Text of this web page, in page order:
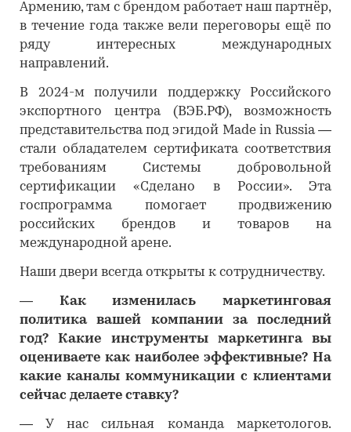
Армению, там с брендом работает наш партнёр,
в течение года также вели переговоры ещё по
ряду интересных международных
направлений.
В 2024-м получили поддержку Российского
экспортного центра (ВЭБ.РФ), возможность
представительства под эгидой Made in Russia —
стали обладателем сертификата соответствия
требованиям Системы добровольной
сертификации «Сделано в России». Эта
госпрограмма помогает продвижению
российских брендов и товаров на
международной арене.
Наши двери всегда открыты к сотрудничеству.
―
Как изменилась маркетинговая
политика вашей компании за последний
год? Какие инструменты маркетинга вы
оцениваете как наиболее эффективные? На
какие каналы коммуникации с клиентами
сейчас делаете ставку?
―
У нас сильная команда маркетологов.